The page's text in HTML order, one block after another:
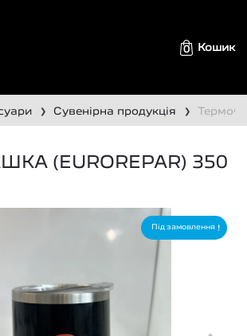
0 Кошик
❯ сувенірна продукція ❯
(EUROREPAR) 350
Під замовлення